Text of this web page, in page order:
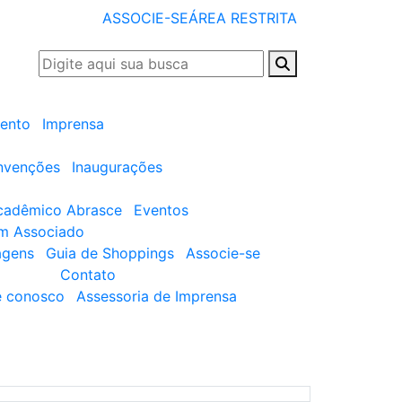
ASSOCIE-SEÁREA RESTRITA
Imprensa
Inaugurações
Abrasce
Eventos
Associado
Guia de Shoppings
Associe-se
Contato
conosco
Assessoria de Imprensa